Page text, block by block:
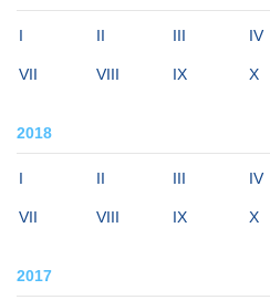
I II III IV
VII VIII IX X
2018
I II III IV
VII VIII IX X
2017